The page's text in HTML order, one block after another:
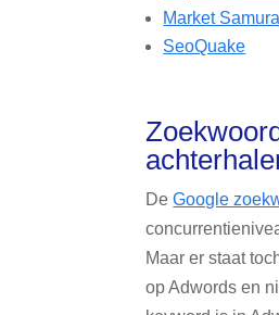
Market
SeoQuake
DeGoogle
Maar er staat
op Adwords en